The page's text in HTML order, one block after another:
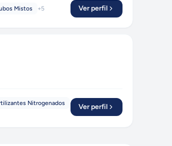
Mistos +5 Ver perfil
Nitrogenados
Ver perfil